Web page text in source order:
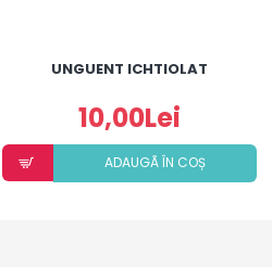
UNGUENT ICHTIOLAT
10,00Lei
ADAUGÃ ÎN COȘ